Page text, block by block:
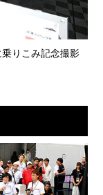
りこみ記念撮影